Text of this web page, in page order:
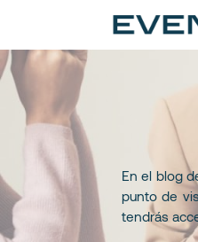
En el blog
punto de
tendrás